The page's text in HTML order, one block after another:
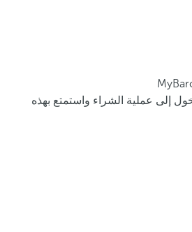
إلى عملية الشراء واستمتع بهذه